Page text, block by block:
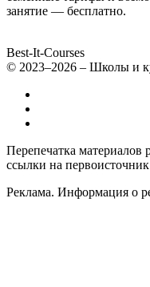
занятие — бесплатно.
Best-It-Courses
© 2023–2026 – Школы и
Перепечатка материалов
ссылки на первоисточник
Реклама. Информация о